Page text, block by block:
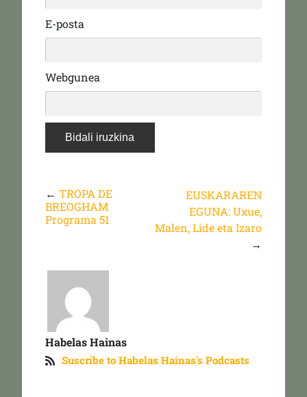
E-posta
Webgunea
← TROPA DE
BREOGHAM
Programa 51
EUSKARAREN
EGUNA: Uxue,
Malen, Lide eta Izaro
→
Habelas Hainas
Suscribe to Habelas Hainas's Podcasts